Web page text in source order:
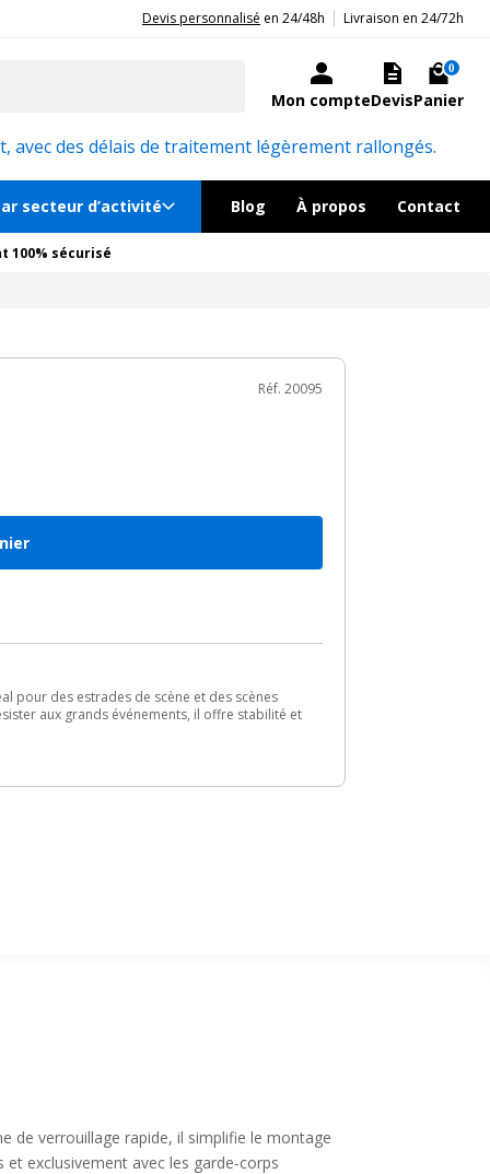
20ans d'expérience aux côtés des professionnels et acteurs publics.
Devis personnalisé en 24/48h Livraison en 24/72h
Mon compteDevisPanier
0
des délais de traitement légèrement rallongés.
secteur d’activité Blog À propos Contact
100% sécurisé
Réf. 20095
pour des estrades de scène et des scènes
aux grands événements, il offre stabilité et
de verrouillage rapide, il simplifie le montage
exclusivement avec les garde-corps